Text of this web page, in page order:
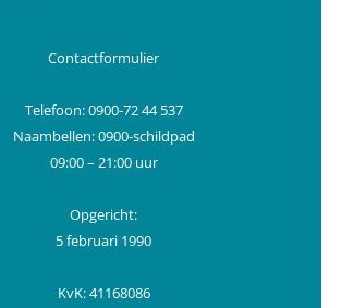
Contactformulier
Telefoon: 0900-72 44 537
Naambellen: 0900-schildpad
09:00 – 21:00 uur
Opgericht:
5 februari 1990
KvK: 41168086